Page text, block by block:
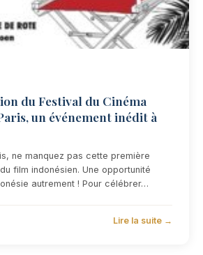
du Festival du Cinéma
un événement inédit à
ne manquez pas cette première
film indonésien. Une opportunité
autrement ! Pour célébrer…
Lire la suite →